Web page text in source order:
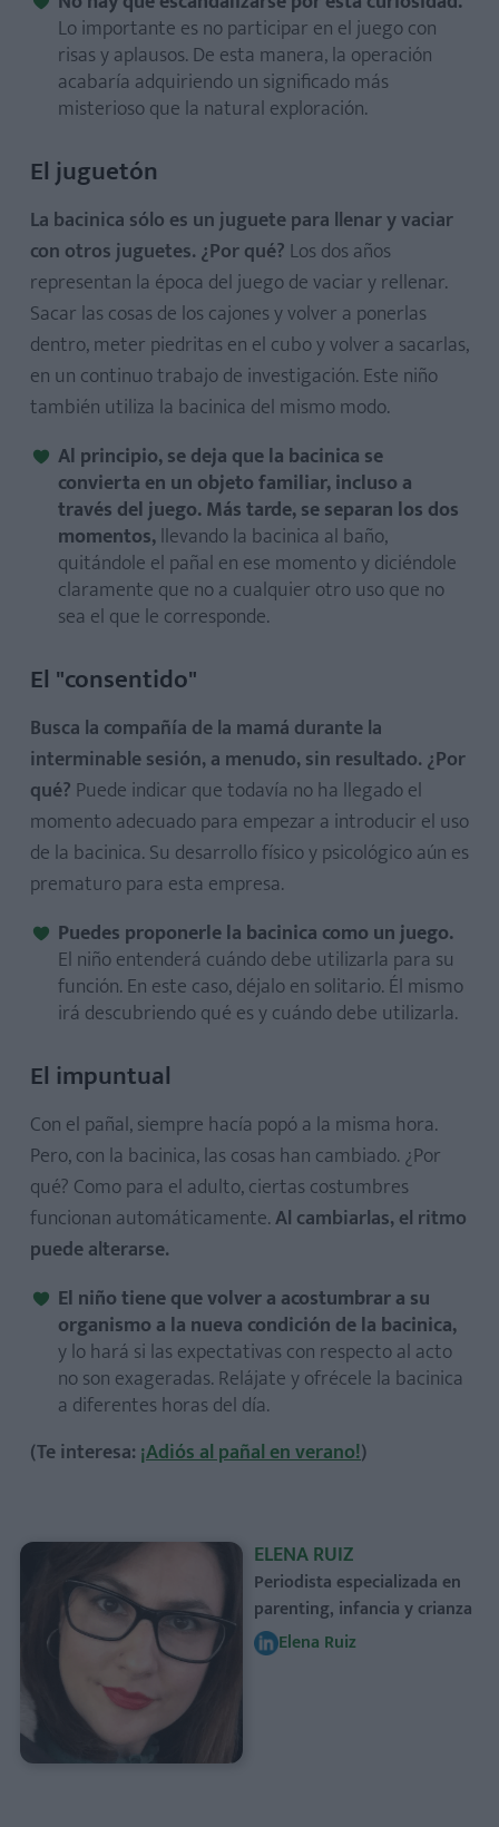
Lo importante es no participar en el juego con
risas y aplausos. De esta manera, la operación
acabaría adquiriendo un significado más
misterioso que la natural exploración.
El juguetón
La bacinica sólo es un juguete para llenar y vaciar
con otros juguetes. ¿Por qué? Los dos años
representan la época del juego de vaciar y rellenar.
Sacar las cosas de los cajones y volver a ponerlas
dentro, meter piedritas en el cubo y volver a sacarlas,
en un continuo trabajo de investigación. Este niño
también utiliza la bacinica del mismo modo.
Al principio, se deja que la bacinica se
convierta en un objeto familiar, incluso a
través del juego. Más tarde, se separan los dos
momentos,llevando la bacinica al baño,
quitándole el pañal en ese momento y diciéndole
claramente que no a cualquier otro uso que no
sea el que le corresponde.
El "consentido"
Busca la compañía de la mamá durante la
interminable sesión, a menudo, sin resultado. ¿Por
qué? Puede indicar que todavía no ha llegado el
momento adecuado para empezar a introducir el uso
de la bacinica. Su desarrollo físico y psicológico aún es
prematuro para esta empresa.
Puedes proponerle la bacinica como un juego.
El niño entenderá cuándo debe utilizarla para su
función. En este caso, déjalo en solitario. Él mismo
irá descubriendo qué es y cuándo debe utilizarla.
El impuntual
Con el pañal, siempre hacía popó a la misma hora.
Pero, con la bacinica, las cosas han cambiado. ¿Por
qué? Como para el adulto, ciertas costumbres
funcionan automáticamente.Al cambiarlas, el ritmo
puede alterarse.
El niño tiene que volver a acostumbrar a su
organismo a la nueva condición de la bacinica,
y lo hará si las expectativas con respecto al acto
no son exageradas. Relájate y ofrécele la bacinica
a diferentes horas del día.
(Te interesa: ¡Adiós al pañal en verano!)
ELENA RUIZ
Periodista especializada en
parenting, infancia y crianza
Elena Ruiz